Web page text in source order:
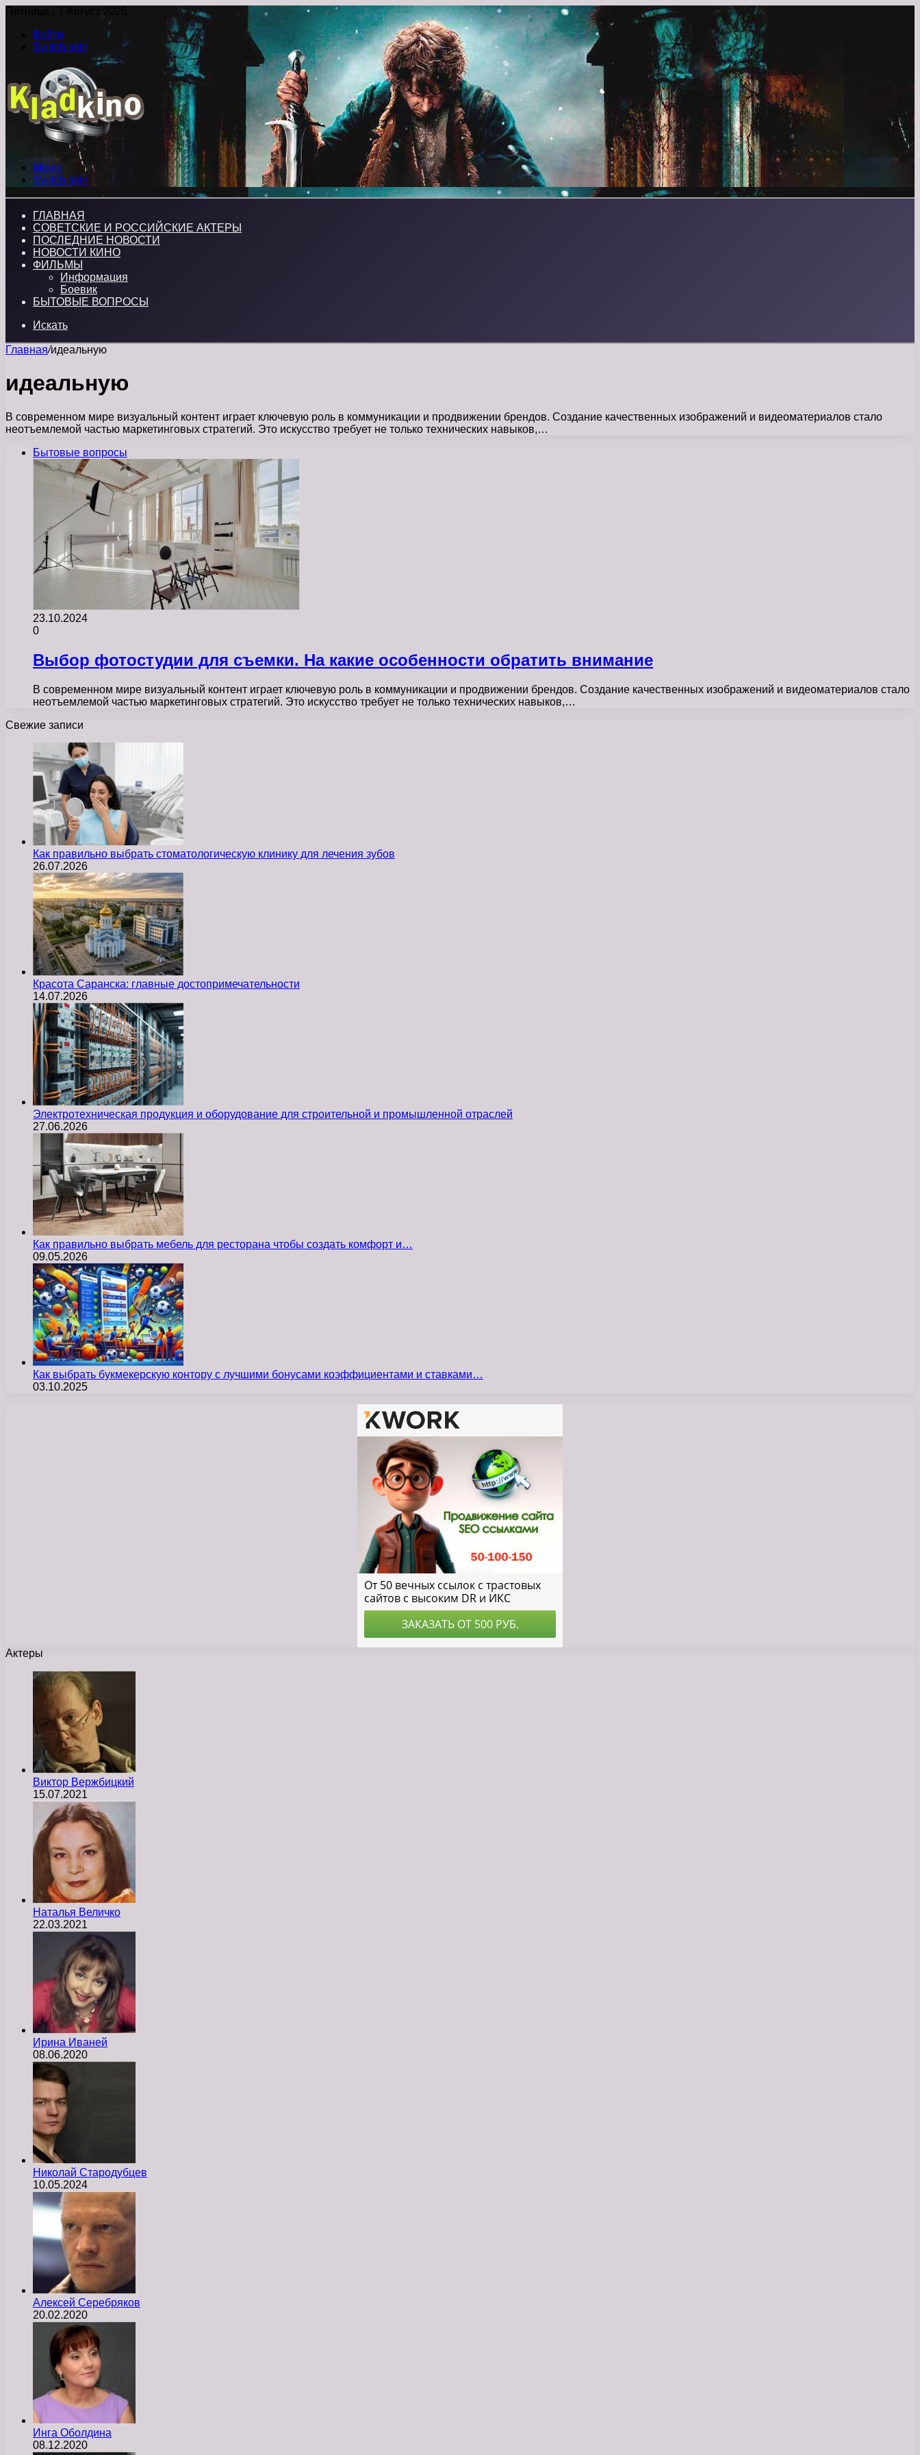
Пятница , 7 Август 2026
Войти
Switch skin
Меню
Switch skin
ГЛАВНАЯ
СОВЕТСКИЕ И РОССИЙСКИЕ АКТЕРЫ
ПОСЛЕДНИЕ НОВОСТИ
НОВОСТИ КИНО
ФИЛЬМЫ
Информация
Боевик
БЫТОВЫЕ ВОПРОСЫ
Искать
Главная/идеальную
идеальную
В современном мире визуальный контент играет ключевую роль в коммуникации и продвижении брендов. Создание качественных изображений и видеоматериалов стало
неотъемлемой частью маркетинговых стратегий. Это искусство требует не только технических навыков,…
Бытовые вопросы
23.10.2024
0
Выбор фотостудии для съемки. На какие особенности обратить внимание
В современном мире визуальный контент играет ключевую роль в коммуникации и продвижении брендов. Создание качественных изображений и видеоматериалов стало
неотъемлемой частью маркетинговых стратегий. Это искусство требует не только технических навыков,…
Свежие записи
Как правильно выбрать стоматологическую клинику для лечения зубов
26.07.2026
Красота Саранска: главные достопримечательности
14.07.2026
Электротехническая продукция и оборудование для строительной и промышленной отраслей
27.06.2026
Как правильно выбрать мебель для ресторана чтобы создать комфорт и…
09.05.2026
Как выбрать букмекерскую контору с лучшими бонусами коэффициентами и ставками…
03.10.2025
Актеры
Виктор Вержбицкий
15.07.2021
Наталья Величко
22.03.2021
Ирина Иваней
08.06.2020
Николай Стародубцев
10.05.2024
Алексей Серебряков
20.02.2020
Инга Оболдина
08.12.2020